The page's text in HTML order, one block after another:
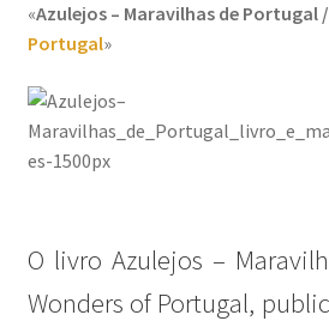
Sobre|Viver
Teste Ring Portraits com 4
The Best of Celestial Scenes
Visões sobre o Porto
«Azulejos – Maravilhas de Portugal /
Portugal»
O livro Azulejos –
Wonders of Portugal,